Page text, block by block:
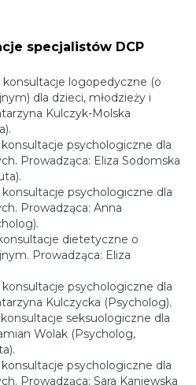
specjalistów DCP
konsultacje logopedyczne (o
dla dzieci, młodzieży i
Kulczyk-Molska
konsultacje psychologiczne dla
Prowadząca: Eliza Sodomska
konsultacje psychologiczne dla
Prowadząca: Anna
dietetyczne o
Prowadząca: Eliza
konsultacje psychologiczne dla
Kulczycka (Psycholog).
seksuologiczne dla
Wolak (Psycholog,
konsultacje psychologiczne dla
Prowadząca: Sara Kaniewska